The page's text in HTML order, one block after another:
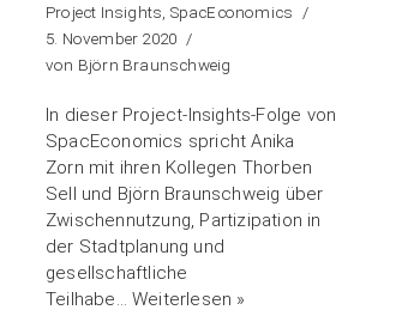
Project Insights SpacEconomics
5. November 2020
von Björn Braunschweig
In dieser Project-Insights-Folge von
SpacEconomics spricht Anika
Zorn mit ihren Kollegen Thorben
Sell und Björn Braunschweig über
Zwischennutzung, Partizipation in
der Stadtplanung und
gesellschaftliche
Teilhabe… Weiterlesen »